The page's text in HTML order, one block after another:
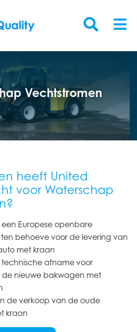
Vechtstromen
heeft United
voor Waterschap
Europese openbare
behoeve voor de levering van
met kraan
technische afname voor
nieuwe bakwagen met
de verkoop van de oude
kraan